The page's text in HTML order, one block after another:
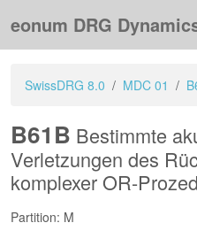
eonum DRG
SwissDRG 8.0 MDC 01
B61B Bestimmte
Verletzungen des
komplexer OR-
Partition: M